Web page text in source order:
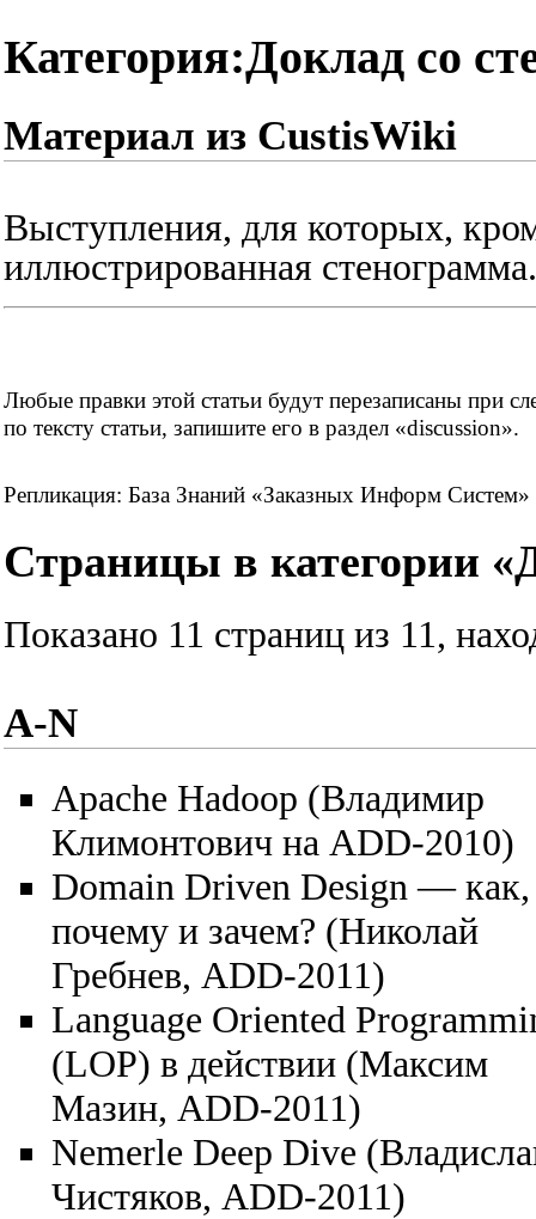
Категория:Доклад со
Материал из CustisWiki
Выступления, для которых,
иллюстрированная стенограмма.
Любые правки этой статьи будут перезаписаны при
по тексту статьи, запишите его в раздел «discussion».
Репликация: База Знаний «Заказных Информ
Страницы в категории
Показано 11 страниц из 11,
A-N
Apache Hadoop (Владимир
Климонтович на ADD-2010)
Domain Driven Design — как,
почему и зачем? (Николай
Гребнев, ADD-2011)
Language Oriented
(LOP) в действии (Максим
Мазин, ADD-2011)
Nemerle Deep Dive
Чистяков, ADD-2011)